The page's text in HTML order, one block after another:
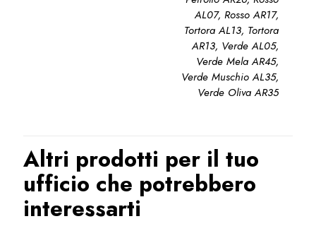
AL07, Rosso AR17,
Tortora AL13, Tortora
AR13, Verde AL05,
Verde Mela AR45,
Verde Muschio AL35,
Verde Oliva AR35
Altri prodotti per il tuo
ufficio che potrebbero
interessarti